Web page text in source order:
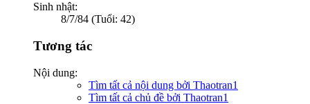
Sinh nhật:
8/7/84 (Tuổi: 42)
Tương tác
Nội dung:
Tìm tất cả nội dung bởi Thaotran1
Tìm tất cả chủ đề bởi Thaotran1